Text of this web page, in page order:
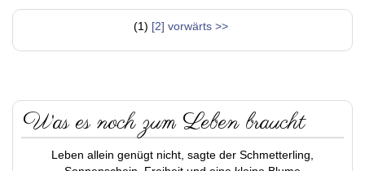
(1) [2] vorwärts >>
Was es noch zum Leben braucht
Leben allein genügt nicht, sagte der Schmetterling,